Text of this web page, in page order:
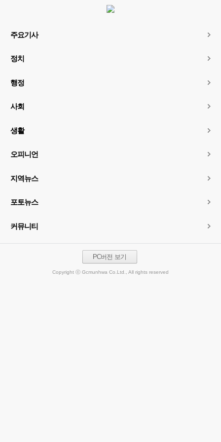
주요기사
정치
행정
사회
생활
오피니언
지역뉴스
포토뉴스
커뮤니티
PC버전 보기
Copyright ⓒ Gcmunhwa Co.Ltd., All rights reserved